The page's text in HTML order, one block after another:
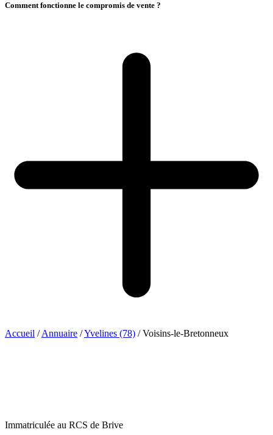
Comment fonctionne le compromis de vente ?
Accueil / Annuaire /Yvelines (78) / Voisins-le-Bretonneux
Immatriculée au RCS de Brive